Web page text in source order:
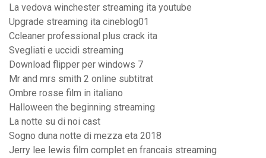
La vedova winchester streaming ita youtube
Upgrade streaming ita cineblog01
Ccleaner professional plus crack ita
Svegliati e uccidi streaming
Download flipper per windows 7
Mr and mrs smith 2 online subtitrat
Ombre rosse film in italiano
Halloween the beginning streaming
La notte su di noi cast
Sogno duna notte di mezza eta 2018
Jerry lee lewis film complet en francais streaming